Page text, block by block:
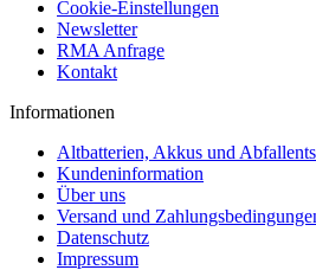
Cookie-Einstellungen
Newsletter
RMA Anfrage
Kontakt
Informationen
Altbatterien, Akkus und
Kundeninformation
Über uns
Versand und
Datenschutz
Impressum